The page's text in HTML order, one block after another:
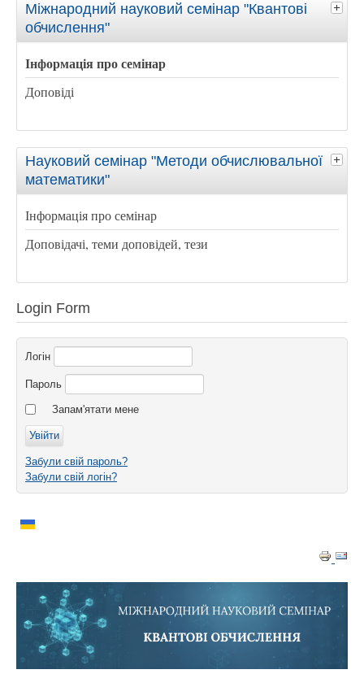
Міжнародний науковий семінар "Квантові
обчислення"
Інформація про семінар
Доповіді
Науковий семінар "Методи обчислювальної
математики"
Інформація про семінар
Доповідачі, теми доповідей, тези
Login Form
Логін
Пароль
Запам'ятати мене
Забули свій пароль?
Забули свій логін?